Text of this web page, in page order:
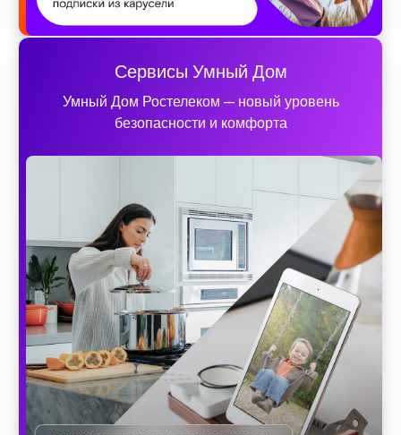
Сервисы Умный Дом
Умный Дом Ростелеком — новый уровень
безопасности и комфорта